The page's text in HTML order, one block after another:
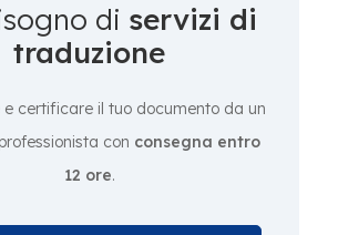
di servizi di
traduzione
e certificare il tuo documento da un
con consegna entro
12 ore.